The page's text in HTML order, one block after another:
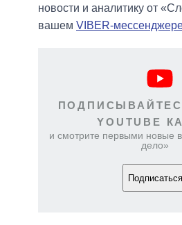
новости и аналитику от
вашем VIBER-
YOUTUBE
и смотрите первыми новые
дело»
Подписаться